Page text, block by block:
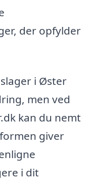
der opfylder
i Øster
men ved
kan du nemt
giver
i dit